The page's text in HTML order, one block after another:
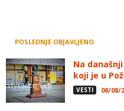
POSLEDNJE OBJAVLJENO
Na
koji je u
VESTI 08/08/